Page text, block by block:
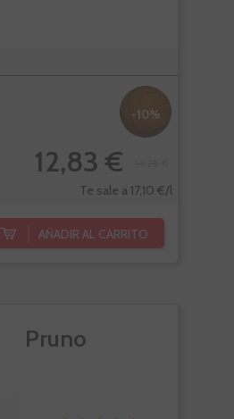
-10%
12,83 €
Te sale a 17,10 €/l
AÑADIR AL CARRITO
Pruno